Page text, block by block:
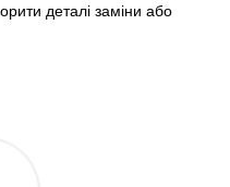
деталі заміни або